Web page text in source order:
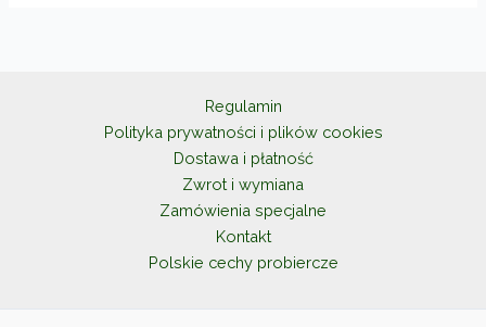
Regulamin
Polityka prywatności i plików cookies
Dostawa i płatność
Zwrot i wymiana
Zamówienia specjalne
Kontakt
Polskie cechy probiercze